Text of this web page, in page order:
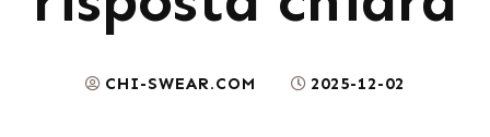
CHI-SWEAR.COM 2025-12-02